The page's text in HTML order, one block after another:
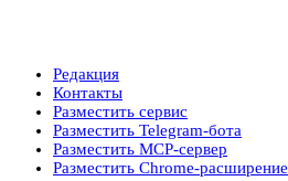
Редакция
Контакты
Разместить сервис
Разместить Telegram-бота
Разместить MCP-сервер
Разместить Chrome-расширение